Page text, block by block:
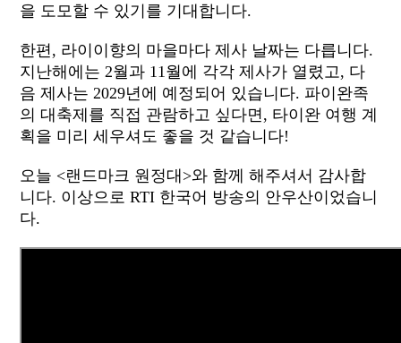
을 도모할 수 있기를 기대합니다.
한편, 라이이향의 마을마다 제사 날짜는 다릅니다.
지난해에는 2월과 11월에 각각 제사가 열렸고, 다
음 제사는 2029년에 예정되어 있습니다. 파이완족
의 대축제를 직접 관람하고 싶다면, 타이완 여행 계
획을 미리 세우셔도 좋을 것 같습니다!
오늘 <랜드마크 원정대>와 함께 해주셔서 감사합
니다. 이상으로 RTI 한국어 방송의 안우산이었습니
다.